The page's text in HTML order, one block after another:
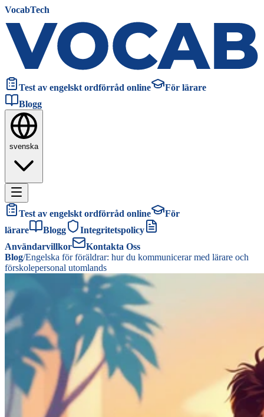
VocabTech
Test av engelskt ordförråd online
För lärare
Blogg
svenska
Test av engelskt ordförråd online
För
lärare
Blogg
Integritetspolicy
Användarvillkor
Kontakta Oss
Blog/Engelska för föräldrar: hur du kommunicerar med lärare och
förskolepersonal utomlands